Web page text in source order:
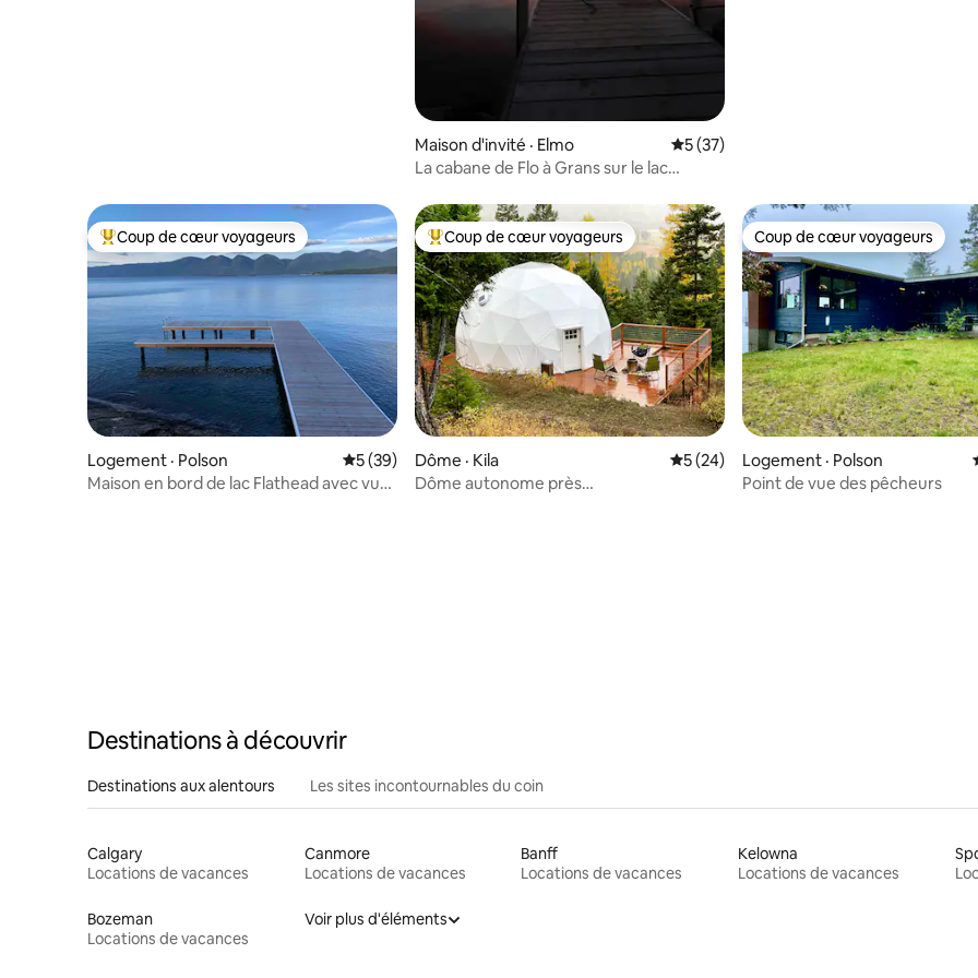
Maison d'invité · Elmo Note moyenne de 5 sur 5, 37
5 (37)
La cabane de Flo à Grans sur le lac
Coup de cœur voyageurs parmi les plus aimés
Coup de cœur voyageurs
Logement · Polson Note moyenne de 5 sur 5, 39 commentaires
5 (39)
Maison en bord de lac Flathead avec vues
Coup de cœur voyageurs parmi les plus aimés
Coup de cœur voyageurs
Dôme · Kila Note moyenne de 5 sur 5, 24
5 (24)
Dôme autonome près
Coup de cœur voyageurs
Coup de cœur voyageurs
Logement · Polson
Point de vue des pêcheurs
Destinations à découvrir
Destinations aux alentours Les sites incontournables du coin
Calgary
Locations de vacances
Canmore
Locations de vacances
Banff
Locations de vacances
Kelowna
Locations de vacances
Bozeman
Locations de vacances
Voir plus d'éléments